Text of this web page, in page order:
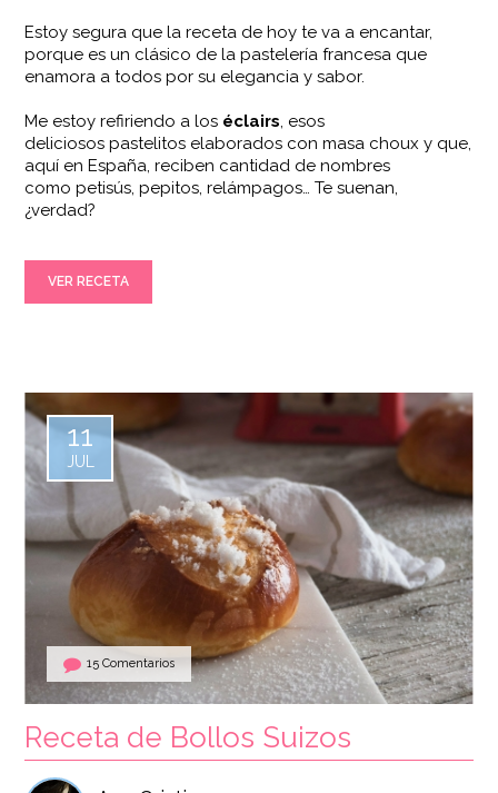
Estoy segura que la receta de hoy te va a encantar,
porque es un clásico de la pastelería francesa que
enamora a todos por su elegancia y sabor.
Me estoy refiriendo a los éclairs, esos
deliciosos pastelitos elaborados con masa choux y que,
aquí en España, reciben cantidad de nombres
como petisús, pepitos, relámpagos… Te suenan,
¿verdad?
VER RECETA
15 Comentarios
11
JUL
Receta de Bollos Suizos